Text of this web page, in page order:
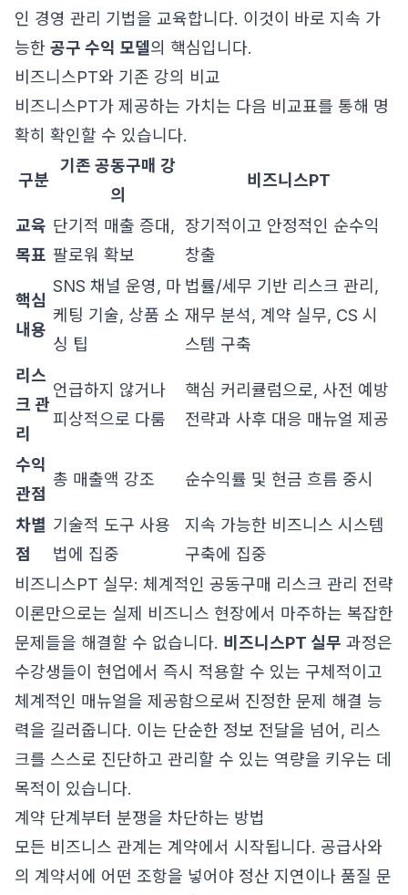
인 경영 관리 기법을 교육합니다. 이것이 바로 지속 가
능한 공구 수익 모델의 핵심입니다.
비즈니스PT와 기존 강의 비교
비즈니스PT가 제공하는 가치는 다음 비교표를 통해 명
확히 확인할 수 있습니다.
구분
기존 공동구매 강
의
비즈니스PT
교육
목표
단기적 매출 증대,
팔로워 확보
장기적이고 안정적인 순수익
창출
핵심
내용
SNS 채널 운영, 마
케팅 기술, 상품 소
싱 팁
법률/세무 기반 리스크 관리,
재무 분석, 계약 실무, CS 시
스템 구축
리스
크 관
리
언급하지 않거나
피상적으로 다룸
핵심 커리큘럼으로, 사전 예방
전략과 사후 대응 매뉴얼 제공
수익
관점
총 매출액 강조 순수익률 및 현금 흐름 중시
차별
점
기술적 도구 사용
법에 집중
지속 가능한 비즈니스 시스템
구축에 집중
비즈니스PT 실무: 체계적인 공동구매 리스크 관리 전략
이론만으로는 실제 비즈니스 현장에서 마주하는 복잡한
문제들을 해결할 수 없습니다. 비즈니스PT 실무 과정은
수강생들이 현업에서 즉시 적용할 수 있는 구체적이고
체계적인 매뉴얼을 제공함으로써 진정한 문제 해결 능
력을 길러줍니다. 이는 단순한 정보 전달을 넘어, 리스
크를 스스로 진단하고 관리할 수 있는 역량을 키우는 데
목적이 있습니다.
계약 단계부터 분쟁을 차단하는 방법
모든 비즈니스 관계는 계약에서 시작됩니다. 공급사와
의 계약서에 어떤 조항을 넣어야 정산 지연이나 품질 문